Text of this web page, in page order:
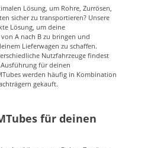
Lösung, um Rohre, Zurrösen,
sicher zu transportieren? Unsere
Lösung, um deine
A nach B zu bringen und
Lieferwagen zu schaffen.
Nutzfahrzeuge findest
für deinen
werden häufig in Kombination
gekauft.
für deinen